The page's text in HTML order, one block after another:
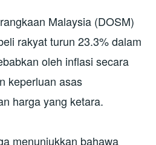
Malaysia (DOSM)
rakyat turun 23.3% dalam
oleh inflasi secara
keperluan asas
harga yang ketara.
menunjukkan bahawa